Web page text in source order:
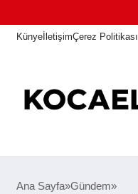
KünyeİletişimÇerez Politikası
ANASAYFA
Ana Sayfa Gündem